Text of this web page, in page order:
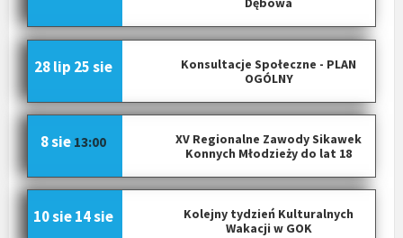
Konsultacje Społeczne - PLAN
OGÓLNY
28 lip 25 sie
XV Regionalne Zawody Sikawek
Konnych Młodzieży do lat 18
8 sie 13:00
Kolejny tydzień Kulturalnych
Wakacji w GOK
10 sie 14 sie